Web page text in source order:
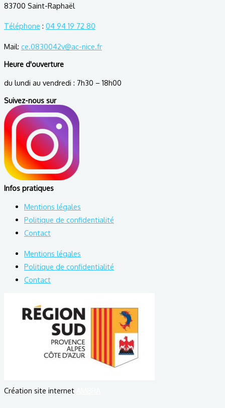
83700 Saint-Raphaël
Téléphone : 04 94 19 72 80
Mail: ce.0830042v@ac-nice.fr
Heure d'ouverture
du lundi au vendredi : 7h30 – 18h00
Suivez-nous sur
Infos pratiques
Mentions légales
Politique de confidentialité
Contact
Mentions légales
Politique de confidentialité
Contact
Création site internet